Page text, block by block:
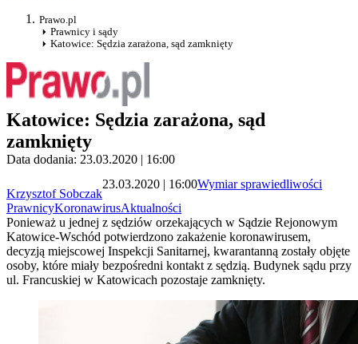
Prawo.pl
Prawnicy i sądy
Katowice: Sędzia zarażona, sąd zamknięty
Katowice: Sędzia zarażona, sąd
zamknięty
Data dodania: 23.03.2020 | 16:00
Krzysztof Sobczak
23.03.2020 | 16:00Wymiar sprawiedliwości
PrawnicyKoronawirusAktualności
Ponieważ u jednej z sędziów orzekających w Sądzie Rejonowym
Katowice-Wschód potwierdzono zakażenie koronawirusem,
decyzją miejscowej Inspekcji Sanitarnej, kwarantanną zostały objęte
osoby, które miały bezpośredni kontakt z sędzią. Budynek sądu przy
ul. Francuskiej w Katowicach pozostaje zamknięty.